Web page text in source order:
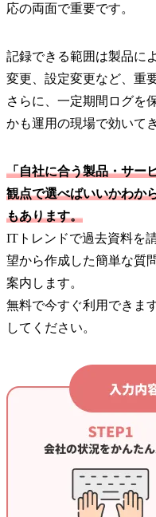
応の両面で重要です。
記録できる範囲は製品に
変更、設定変更など、重
さらに、一定期間ログを
かも運用の現場で効いて
「自社に合う製品・サー
観点で選べばいいかわか
もあります。
ITトレンドで過去資料を
望から作成した簡単な質
案内します。
無料で今すぐ利用できま
してください。